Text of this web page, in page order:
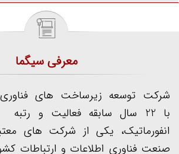
معرفی سیگما
شرکت توسعه زیرساخت های فناوری
با 22 سال سابقه فعالیت و
انفورماتیک، یکی از شرکت های
صنعت فناوری اطلاعات و ارتباطات